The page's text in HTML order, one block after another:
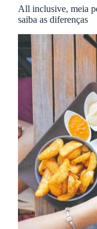
All inclusive, meia
saiba as diferenças